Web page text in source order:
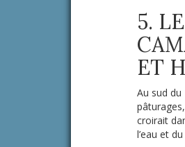
5.
ET
Au sud
croirait
l’eau et